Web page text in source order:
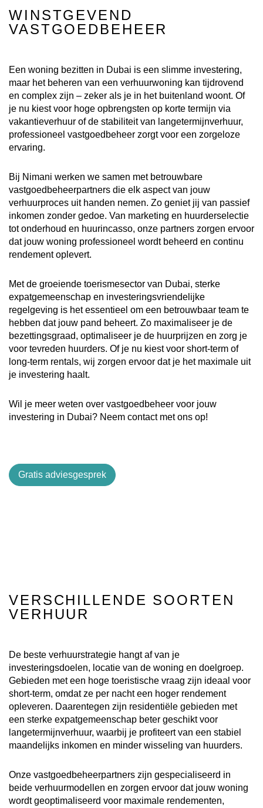
WINSTGEVEND
VASTGOEDBEHEER
Een woning bezitten in Dubai is een slimme investering,
maar het beheren van een verhuurwoning kan tijdrovend
en complex zijn – zeker als je in het buitenland woont. Of
je nu kiest voor hoge opbrengsten op korte termijn via
vakantieverhuur of de stabiliteit van langetermijnverhuur,
professioneel vastgoedbeheer zorgt voor een zorgeloze
ervaring.
Bij Nimani werken we samen met betrouwbare
vastgoedbeheerpartners die elk aspect van jouw
verhuurproces uit handen nemen. Zo geniet jij van passief
inkomen zonder gedoe. Van marketing en huurderselectie
tot onderhoud en huurincasso, onze partners zorgen ervoor
dat jouw woning professioneel wordt beheerd en continu
rendement oplevert.
Met de groeiende toerismesector van Dubai, sterke
expatgemeenschap en investeringsvriendelijke
regelgeving is het essentieel om een betrouwbaar team te
hebben dat jouw pand beheert. Zo maximaliseer je de
bezettingsgraad, optimaliseer je de huurprijzen en zorg je
voor tevreden huurders. Of je nu kiest voor short-term of
long-term rentals, wij zorgen ervoor dat je het maximale uit
je investering haalt.
Wil je meer weten over vastgoedbeheer voor jouw
investering in Dubai? Neem contact met ons op!
Gratis adviesgesprek
VERSCHILLENDE SOORTEN
VERHUUR
De beste verhuurstrategie hangt af van je
investeringsdoelen, locatie van de woning en doelgroep.
Gebieden met een hoge toeristische vraag zijn ideaal voor
short-term, omdat ze per nacht een hoger rendement
opleveren. Daarentegen zijn residentiële gebieden met
een sterke expatgemeenschap beter geschikt voor
langetermijnverhuur, waarbij je profiteert van een stabiel
maandelijks inkomen en minder wisseling van huurders.
Onze vastgoedbeheerpartners zijn gespecialiseerd in
beide verhuurmodellen en zorgen ervoor dat jouw woning
wordt geoptimaliseerd voor maximale rendementen,